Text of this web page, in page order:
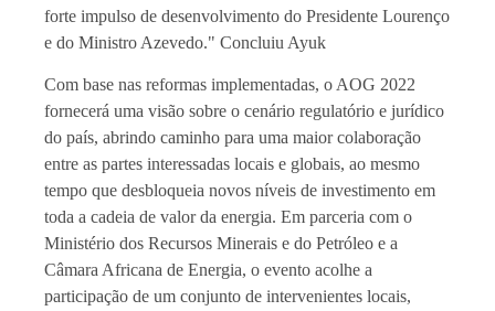
forte impulso de desenvolvimento do Presidente Lourenço
e do Ministro Azevedo." Concluiu Ayuk
Com base nas reformas implementadas, o AOG 2022
fornecerá uma visão sobre o cenário regulatório e jurídico
do país, abrindo caminho para uma maior colaboração
entre as partes interessadas locais e globais, ao mesmo
tempo que desbloqueia novos níveis de investimento em
toda a cadeia de valor da energia. Em parceria com o
Ministério dos Recursos Minerais e do Petróleo e a
Câmara Africana de Energia, o evento acolhe a
participação de um conjunto de intervenientes locais,